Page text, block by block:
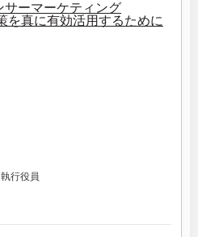
サーマーケティング
を真に有効活用するために
行役員